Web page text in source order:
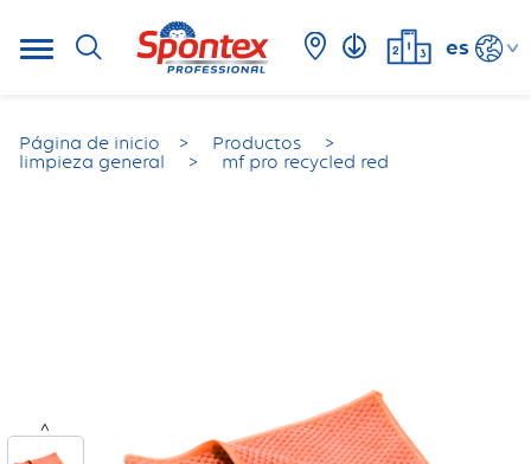
es
Página de inicio
Productos
limpieza general
mf pro recycled red
<